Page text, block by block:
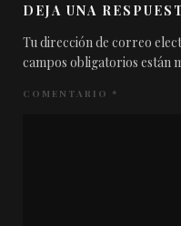
DEJA UNA
Tu dirección de correo
campos obligatorios están
COMENTARIO *